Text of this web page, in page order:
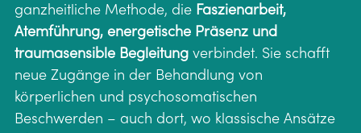
ganzheitliche Methode, die Faszienarbeit,
Atemführung, energetische Präsenz und
traumasensible Begleitung verbindet. Sie schafft
neue Zugänge in der Behandlung von
körperlichen und psychosomatischen
Beschwerden – auch dort, wo klassische Ansätze